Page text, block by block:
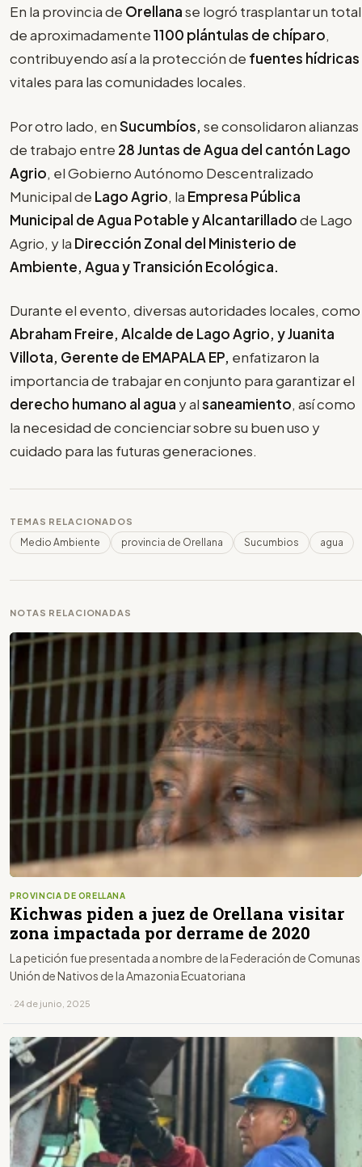
En la provincia de Orellanase logró trasplantar un total
de aproximadamente1100 plántulas de chíparo,
contribuyendo así a la protección de fuentes hídricas
vitales para las comunidades locales.
Por otro lado, enSucumbíos, se consolidaron alianzas
de trabajo entre 28 Juntas de Agua del cantón Lago
Agrio, el Gobierno Autónomo Descentralizado
Municipal de Lago Agrio, la Empresa Pública
Municipal de Agua Potable y Alcantarilladode Lago
Agrio, y la Dirección Zonal del Ministerio de
Ambiente, Agua y Transición Ecológica.
Durante el evento, diversas autoridades locales, como
Abraham Freire, Alcalde de Lago Agrio, y Juanita
Villota, Gerente de EMAPALA EP, enfatizaron la
importancia de trabajar en conjunto para garantizar el
derecho humano al agua y alsaneamiento, así como
la necesidad de concienciar sobre su buen uso y
cuidado para las futuras generaciones.
TEMAS RELACIONADOS
Medio Ambiente provincia de Orellana Sucumbios agua
NOTAS RELACIONADAS
PROVINCIA DE ORELLANA
Kichwas piden a juez de Orellana visitar
zona impactada por derrame de 2020
La petición fue presentada a nombre de la Federación de Comunas
Unión de Nativos de la Amazonia Ecuatoriana
· 24 de junio, 2025